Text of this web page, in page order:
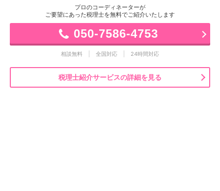
プロのコーディネーターが
ご要望にあった税理士を無料でご紹介いたします
050-7586-4753
相談無料 全国対応 24時間対応
税理士紹介サービスの詳細を見る